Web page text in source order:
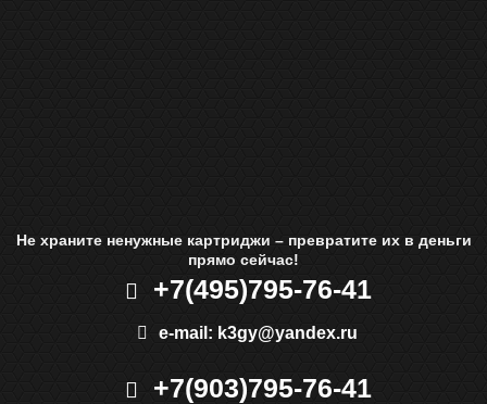
Не храните ненужные картриджи – превратите их в деньги
прямо сейчас!
+7(495)795-76-41
e-mail: k3gy@yandex.ru
+7(903)795-76-41